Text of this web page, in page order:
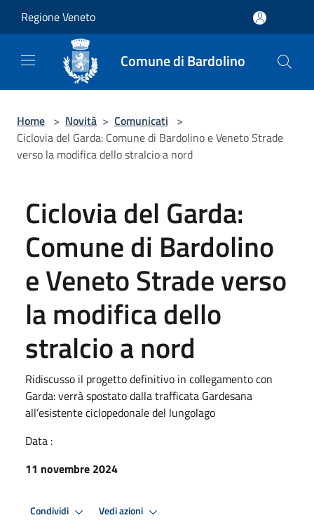
Regione Veneto
Comune di Bardolino
Home > Novità > Comunicati >
Ciclovia del Garda: Comune di Bardolino e Veneto Strade
verso la modifica dello stralcio a nord
Ciclovia del Garda:
Comune di Bardolino
e Veneto Strade verso
la modifica dello
stralcio a nord
Ridiscusso il progetto definitivo in collegamento con
Garda: verrà spostato dalla trafficata Gardesana
all’esistente ciclopedonale del lungolago
Data :
11 novembre 2024
Condividi Vedi azioni